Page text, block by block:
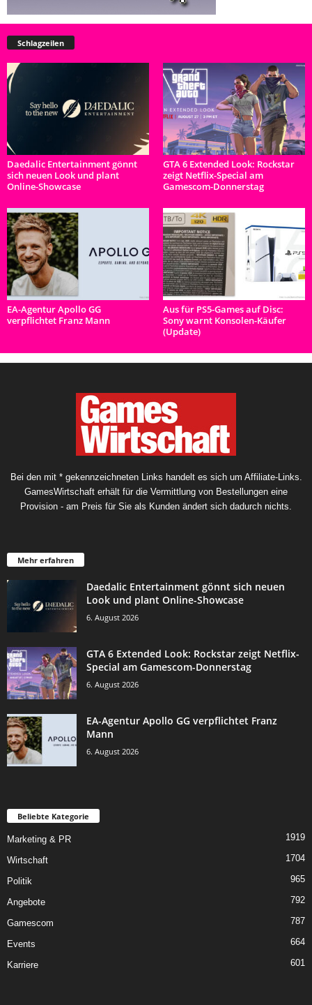
Schlagzeilen
Daedalic Entertainment gönnt
sich neuen Look und plant
Online-Showcase
GTA 6 Extended Look: Rockstar
zeigt Netflix-Special am
Gamescom-Donnerstag
EA-Agentur Apollo GG
verpflichtet Franz Mann
Aus für PS5-Games auf Disc:
Sony warnt Konsolen-Käufer
(Update)
Bei den mit * gekennzeichneten Links handelt es sich um Affiliate-Links.
GamesWirtschaft erhält für die Vermittlung von Bestellungen eine
Provision - am Preis für Sie als Kunden ändert sich dadurch nichts.
Mehr erfahren
Daedalic Entertainment gönnt sich neuen
Look und plant Online-Showcase
6. August 2026
GTA 6 Extended Look: Rockstar zeigt Netflix-
Special am Gamescom-Donnerstag
6. August 2026
EA-Agentur Apollo GG verpflichtet Franz
Mann
6. August 2026
Beliebte Kategorie
Marketing & PR 1919
Wirtschaft 1704
Politik 965
Angebote 792
Gamescom 787
Events 664
Karriere 601